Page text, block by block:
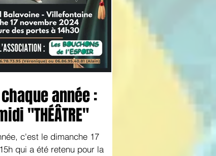
année :
Après -midi "THÉÂTRE"
c'est le dimanche 17